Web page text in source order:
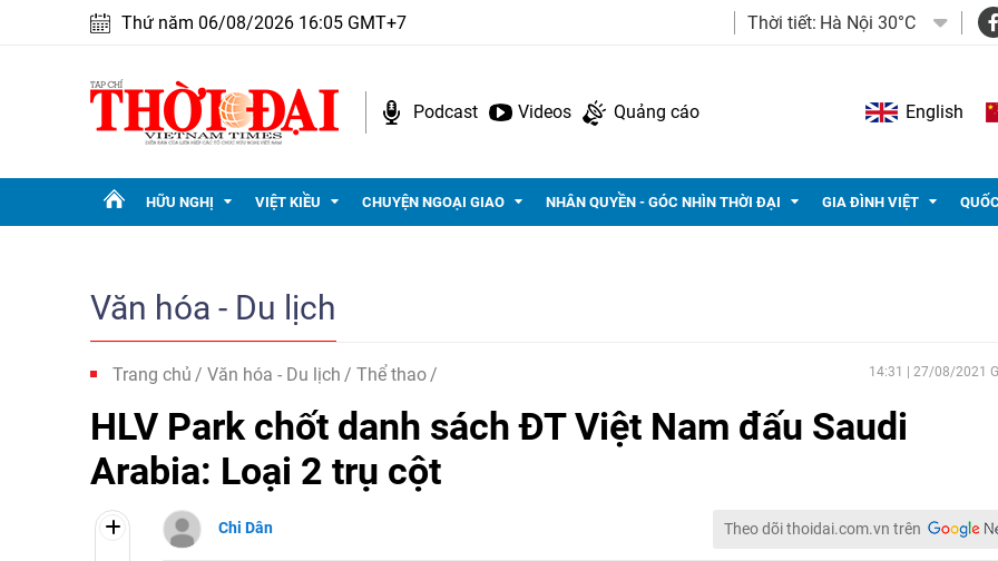
Thứ năm 06/08/2026 16:05 GMT+7 Thời tiết: Hà Nội 30°C
Podcast Videos Quảng cáo English
HỮU NGHỊ VIỆT KIỀU CHUYỆN NGOẠI GIAO NHÂN QUYỀN - GÓC NHÌN THỜI ĐẠI GIA ĐÌNH VIỆT
Văn hóa - Du lịch
Trang chủ Văn hóa - Du lịch Thể thao 14:31 | 27/08/2021
HLV Park chốt danh sách ĐT Việt Nam đấu Saudi
Arabia: Loại 2 trụ cột
Chi Dân Theo dõi thoidai.com.vn trên